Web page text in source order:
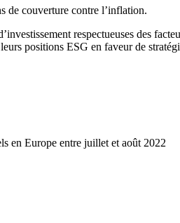
de couverture contre l’inflation.
respectueuses des
positions ESG en faveur de
en Europe entre juillet et août 2022